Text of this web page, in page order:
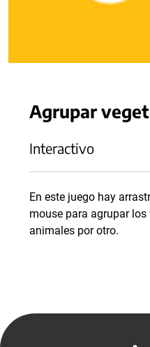
Agrupar
Interactivo
En este juego hay
mouse para agrupar
animales por otro.